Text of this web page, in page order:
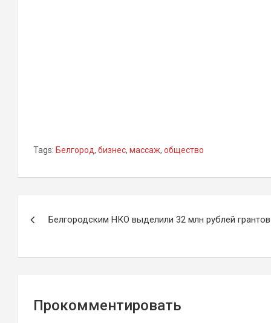
Tags: Белгород, бизнес, массаж, общество
записям
Белгородским НКО выделили 32 млн рублей грантов
Прокомментировать